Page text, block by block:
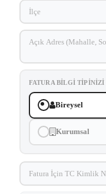
FATURA BILGI TIPINIZI
Bireysel
Kurumsal